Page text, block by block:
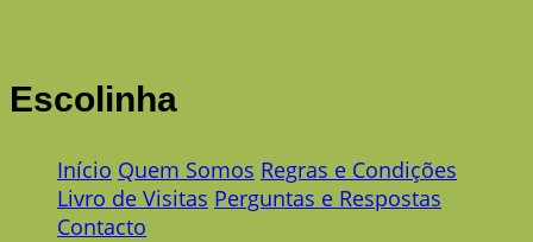
Escolinha
Início Quem Somos Regras e Condições
Livro de Visitas Perguntas e Respostas
Contacto